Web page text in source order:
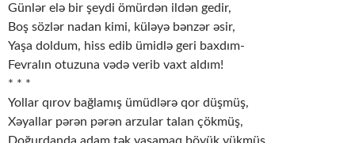
Günlər elə bir şeydi ömürdən ildən gedir,
Boş sözlər nadan kimi, küləyə bənzər əsir,
Yaşa doldum, hiss edib ümidlə geri baxdım-
Fevralın otuzuna vədə verib vaxt aldım!
* * *
Yollar qırov bağlamış ümüdlərə qor düşmüş,
Xəyallar pərən pərən arzular talan çökmüş,
Doğurdanda adam tək yaşamaq böyük yükmüş,